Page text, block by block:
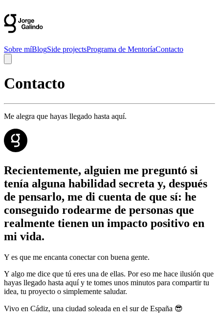
Sobre míBlogSide projectsPrograma de MentoríaContacto
Contacto
Me alegra que hayas llegado hasta aquí.
Recientemente, alguien me preguntó si
tenía alguna habilidad secreta y, después
de pensarlo, me di cuenta de que sí: he
conseguido rodearme de personas que
realmente tienen un impacto positivo en
mi vida.
Y es que me encanta conectar con buena gente.
Y algo me dice que tú eres una de ellas. Por eso me hace ilusión que
hayas llegado hasta aquí y te tomes unos minutos para compartir tu
idea, tu proyecto o simplemente saludar.
Vivo en Cádiz, una ciudad soleada en el sur de España 😎